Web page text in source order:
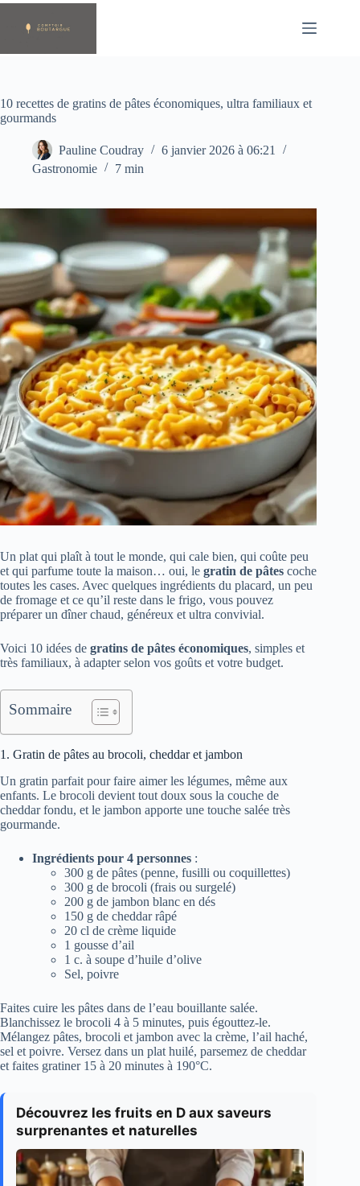
Passer
contenu
10 recettes de gratins de pâtes économiques, ultra familiaux et
gourmands
Pauline Coudray
6 janvier 2026 à 06:21
Gastronomie
7 min
Un plat qui plaît à tout le monde, qui cale bien, qui coûte peu
et qui parfume toute la maison… oui, le gratin de pâtes coche
toutes les cases. Avec quelques ingrédients du placard, un peu
de fromage et ce qu’il reste dans le frigo, vous pouvez
préparer un dîner chaud, généreux et ultra convivial.
Voici 10 idées de gratins de pâtes économiques, simples et
très familiaux, à adapter selon vos goûts et votre budget.
Sommaire
1. Gratin de pâtes au brocoli, cheddar et jambon
Un gratin parfait pour faire aimer les légumes, même aux
enfants. Le brocoli devient tout doux sous la couche de
cheddar fondu, et le jambon apporte une touche salée très
gourmande.
Ingrédients pour 4 personnes :
300 g de pâtes (penne, fusilli ou coquillettes)
300 g de brocoli (frais ou surgelé)
200 g de jambon blanc en dés
150 g de cheddar râpé
20 cl de crème liquide
1 gousse d’ail
1 c. à soupe d’huile d’olive
Sel, poivre
Faites cuire les pâtes dans de l’eau bouillante salée.
Blanchissez le brocoli 4 à 5 minutes, puis égouttez-le.
Mélangez pâtes, brocoli et jambon avec la crème, l’ail haché,
sel et poivre. Versez dans un plat huilé, parsemez de cheddar
et faites gratiner 15 à 20 minutes à 190°C.
Découvrez les fruits en D aux saveurs
surprenantes et naturelles